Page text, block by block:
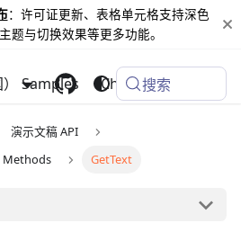
：许可证更新、表格单元格支持深色
题与切换效果等更多功能。
Samples Changelog
搜索
演示文稿 API
Methods GetText